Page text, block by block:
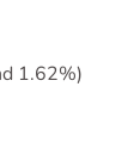
1.62%)